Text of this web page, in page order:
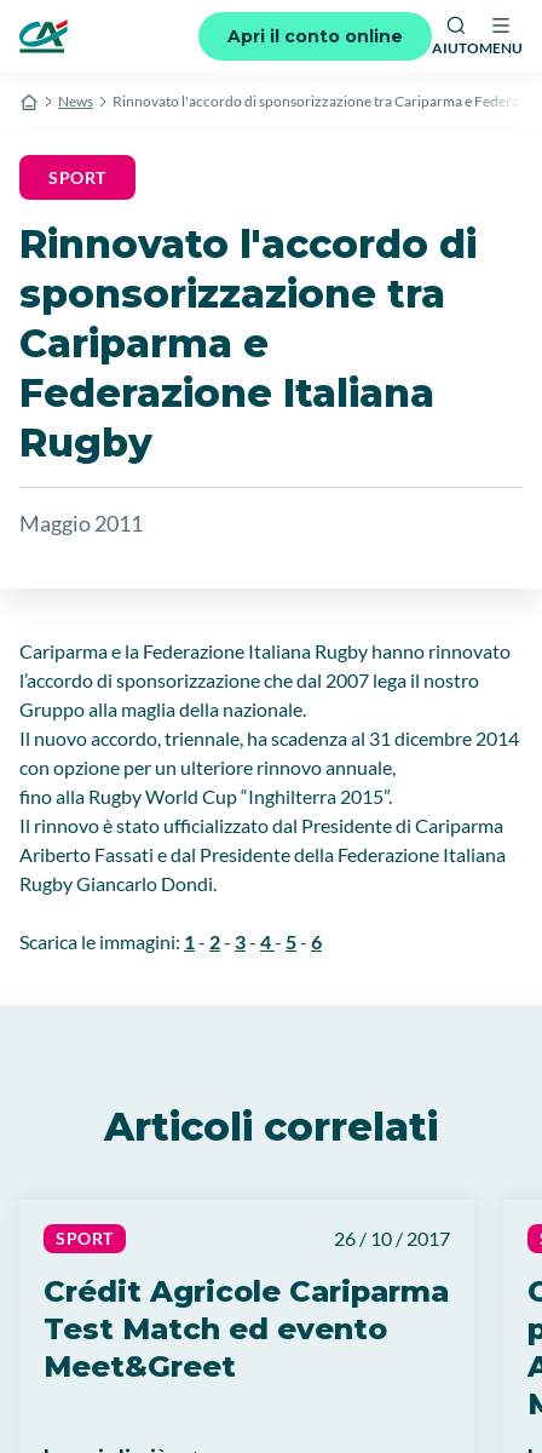
Apri il conto online
AIUTOMENU
News Rinnovato l'accordo di sponsorizzazione tra Cariparma e
SPORT
Rinnovato l'accordo di
sponsorizzazione tra
Cariparma e
Federazione Italiana
Rugby
Maggio 2011
Cariparma e la Federazione Italiana Rugby hanno rinnovato
l’accordo di sponsorizzazione che dal 2007 lega il nostro
Gruppo alla maglia della nazionale.
Il nuovo accordo, triennale, ha scadenza al 31 dicembre 2014
con opzione per un ulteriore rinnovo annuale,
fino alla Rugby World Cup “Inghilterra 2015”.
Il rinnovo è stato ufficializzato dal Presidente di Cariparma
Ariberto Fassati e dal Presidente della Federazione Italiana
Rugby Giancarlo Dondi.
Scarica le immagini: 1- 2- 3- 4- 5- 6
Articoli correlati
SPORT 26 / 10 / 2017
Crédit Agricole Cariparma
Test Match ed evento
Meet&Greet